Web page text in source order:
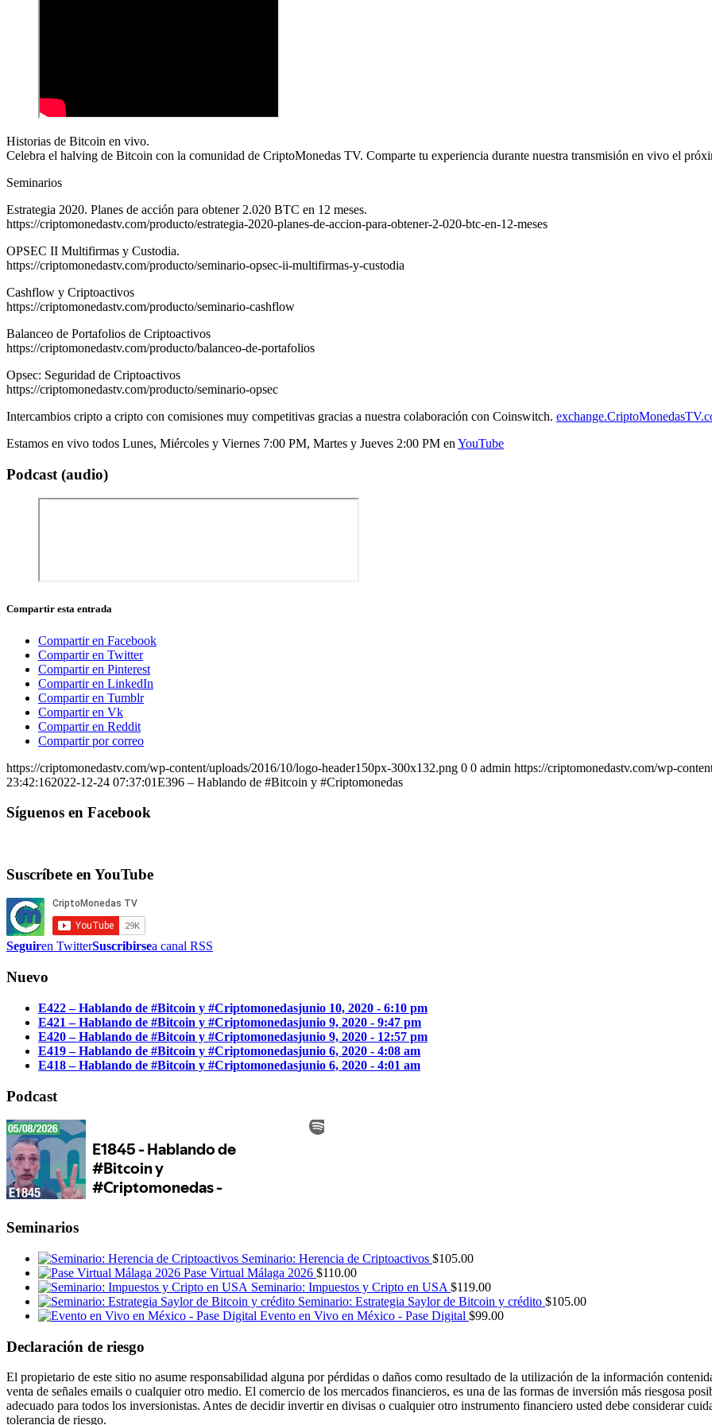
Historias de Bitcoin en vivo.
Celebra el halving de Bitcoin con la comunidad de CriptoMonedas TV. Comparte tu experiencia durante nuestra transmisión en vivo el
Seminarios
Estrategia 2020. Planes de acción para obtener 2.020 BTC en 12 meses.
https://criptomonedastv.com/producto/estrategia-2020-planes-de-accion-para-obtener-2-020-btc-en-12-meses
OPSEC II Multifirmas y Custodia.
https://criptomonedastv.com/producto/seminario-opsec-ii-multifirmas-y-custodia
Cashflow y Criptoactivos
https://criptomonedastv.com/producto/seminario-cashflow
Balanceo de Portafolios de Criptoactivos
https://criptomonedastv.com/producto/balanceo-de-portafolios
Opsec: Seguridad de Criptoactivos
https://criptomonedastv.com/producto/seminario-opsec
Intercambios cripto a cripto con comisiones muy competitivas gracias a nuestra colaboración con Coinswitch.
Estamos en vivo todos Lunes, Miércoles y Viernes 7:00 PM, Martes y Jueves 2:00 PM en YouTube
Podcast (audio)
Compartir esta entrada
Compartir en Facebook
Compartir en Twitter
Compartir en Pinterest
Compartir en LinkedIn
Compartir en Tumblr
Compartir en Vk
Compartir en Reddit
Compartir por correo
https://criptomonedastv.com/wp-content/uploads/2016/10/logo-header150px-300x132.png 0 0 admin https://criptomonedastv.com/wp-
23:42:162022-12-24 07:37:01E396 – Hablando de #Bitcoin y #Criptomonedas
Síguenos en Facebook
Suscríbete en YouTube
Seguiren TwitterSuscribirsea canal RSS
Nuevo
E422 – Hablando de #Bitcoin y #Criptomonedasjunio 10, 2020 - 6:10 pm
E421 – Hablando de #Bitcoin y #Criptomonedasjunio 9, 2020 - 9:47 pm
E420 – Hablando de #Bitcoin y #Criptomonedasjunio 9, 2020 - 12:57 pm
E419 – Hablando de #Bitcoin y #Criptomonedasjunio 6, 2020 - 4:08 am
E418 – Hablando de #Bitcoin y #Criptomonedasjunio 6, 2020 - 4:01 am
Podcast
Seminarios
Seminario: Herencia de Criptoactivos $105.00
Pase Virtual Málaga 2026 $110.00
Seminario: Impuestos y Cripto en USA $119.00
Seminario: Estrategia Saylor de Bitcoin y crédito $105.00
Evento en Vivo en México - Pase Digital $99.00
Declaración de riesgo
El propietario de este sitio no asume responsabilidad alguna por pérdidas o daños como resultado de la utilización de la información
venta de señales emails o cualquier otro medio. El comercio de los mercados financieros, es una de las formas de inversión más riesgosa
adecuado para todos los inversionistas. Antes de decidir invertir en divisas o cualquier otro instrumento financiero usted debe considerar
tolerancia de riesgo.